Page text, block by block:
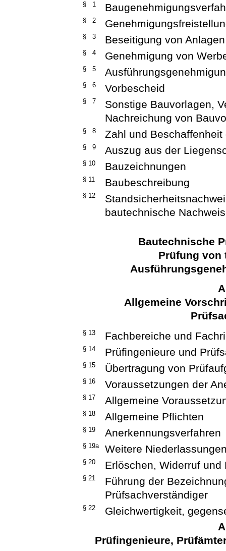
§ 1
§ 2
§ 3 Beseitigung von
§ 4 Genehmigung von
§ 5
§ 6 Vorbescheid
§ 7
Sonstige Bauvorlagen,
Nachreichung von
§ 8 Zahl und
§ 9 Auszug aus der
§ 10 Bauzeichnungen
§ 11 Baubeschreibung
§ 12
bautechnische
Bautechnische
Prüfung von
Allgemeine
§ 13 Fachbereiche und
§ 14 Prüfingenieure und
§ 15 Übertragung von
§ 16 Voraussetzungen der
§ 17 Allgemeine
§ 18 Allgemeine Pflichten
§ 19 Anerkennungsverfahren
§ 19a Weitere
§ 20 Erlöschen, Widerruf
§ 21
Führung der
Prüfsachverständiger
§ 22
Gleichwertigkeit,
Prüfingenieure,